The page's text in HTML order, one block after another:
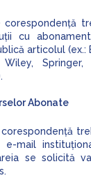
corespondență
cu
articolul (ex.:
Wiley, Springer,
Abonate
e-mail
se solicită